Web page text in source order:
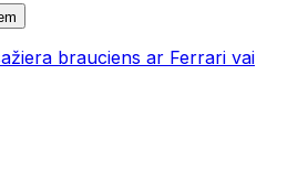
brauciens ar Ferrari vai